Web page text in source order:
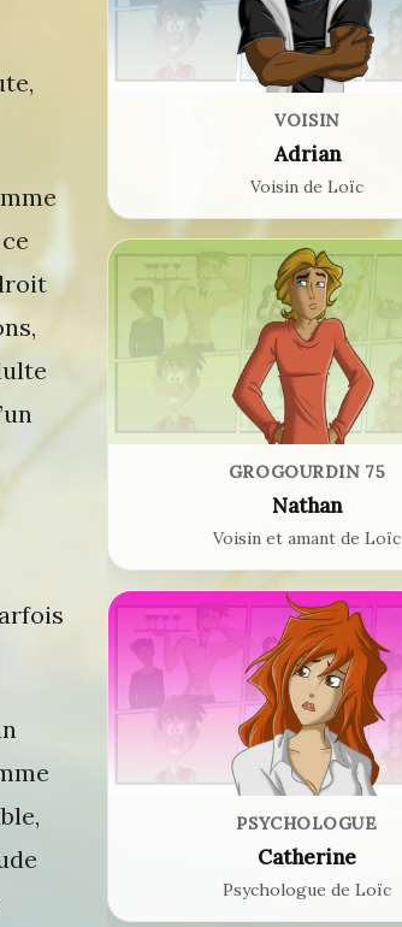
VOISIN
Adrian
Voisin de Loïc
GROGOURDIN 75
Nathan
Voisin et amant de Loïc
PSYCHOLOGUE
Catherine
Psychologue de Loïc